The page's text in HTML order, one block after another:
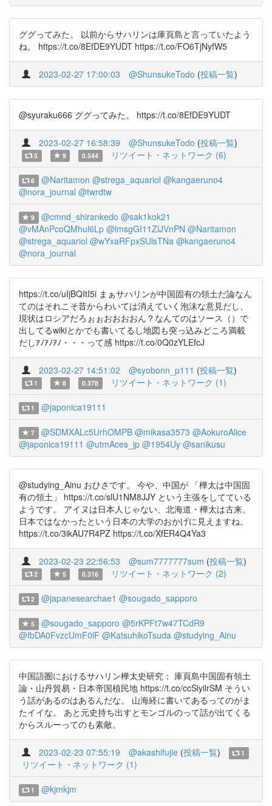
ググってみた。 以前からサハリンは庫頁島と言っていたよう
ね。 https://t.co/8EfDE9YUDT https://t.co/FO6TjNyfW5
2023-02-27 17:00:03 @ShunsukeTodo (投稿一覧)
@syuraku666 ググってみた。 https://t.co/8EfDE9YUDT
2023-02-27 16:58:39 @ShunsukeTodo (投稿一覧)
5 9 0.544 リツイート・ネットワーク (6)
6 @Naritamon @strega_aquariol @kangaeruno4
@nora_journal @twrdtw
9 @cmnd_shirankedo @sak1kok21
@vMAnPcoQMhul6Lp @lmsgGI11ZlJVnPN @Naritamon
@strega_aquariol @wYxaRFpxSUlsTNa @kangaeruno4
@nora_journal
https://t.co/uIjBQItI5i まぁサハリンが中国固有の領土だ論なん
てのはそれこそ昔からわいては消えていく泡沫な意見だし、
現状はロシアだろぉぉおおおおん？なんてのはソース（）で
出してるwikiとかでも書いてるし地図も突っ込みどころ満載
だしｱﾉｱﾉｱﾉ・・・って感 https://t.co/0Q0zYLEfcJ
2023-02-27 14:51:02 @syobonn_p111 (投稿一覧)
1 8 0.378 リツイート・ネットワーク (1)
1 @japonica19111
7 @SDMXALc5UrhOMPB @mikasa3573 @AokuroAlice
@japonica19111 @utmAces_jp @1954Uy @sanikusu
@studying_Ainu おひさです。 今や、中国が 「樺太は中国固
有の領土」 https://t.co/slU1NM8JJY という主張をしてている
ようです。 アイヌは日本人じゃない、北海道・樺太は古来、
日本ではなかったという日本の大学のおかげに見えますね。
https://t.co/3ikAU7R4PZ https://t.co/XfER4Q4Ya3
2023-02-23 22:56:53 @sum7777777sum (投稿一覧)
2 5 0.316 リツイート・ネットワーク (2)
2 @japanesearchae1 @sougado_sapporo
5 @sougado_sapporo @5rKPFt7w47TCdR9
@IbDA0FvzcUmF0lF @KatsuhikoTsuda @studying_Ainu
中国語圏におけるサハリン樺太史研究： 庫頁島中国固有領土
論・山丹貿易・日本帝国植民地 https://t.co/ccSiyilrSM そうい
う話があるのはあるんだな。 山海経に書いてあるってのがま
たイイな。 あと元史持ち出すとモンゴルのって話が出てくる
からスルーってのも素敵。
2023-02-23 07:55:19 @akashifujie (投稿一覧) 1
リツイート・ネットワーク (1)
1 @kjmkjm